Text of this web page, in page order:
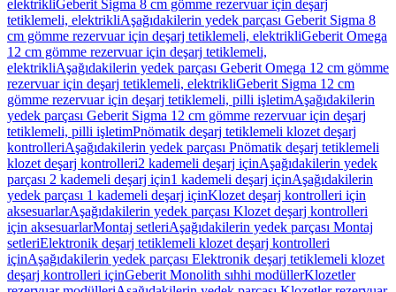
elektrikliGeberit Sigma 8 cm gömme rezervuar için deşarj
tetiklemeli, elektrikliAşağıdakilerin yedek parçası Geberit Sigma 8
cm gömme rezervuar için deşarj tetiklemeli, elektrikliGeberit Omega
12 cm gömme rezervuar için deşarj tetiklemeli,
elektrikliAşağıdakilerin yedek parçası Geberit Omega 12 cm gömme
rezervuar için deşarj tetiklemeli, elektrikliGeberit Sigma 12 cm
gömme rezervuar için deşarj tetiklemeli, pilli işletimAşağıdakilerin
yedek parçası Geberit Sigma 12 cm gömme rezervuar için deşarj
tetiklemeli, pilli işletimPnömatik deşarj tetiklemeli klozet deşarj
kontrolleriAşağıdakilerin yedek parçası Pnömatik deşarj tetiklemeli
klozet deşarj kontrolleri2 kademeli deşarj içinAşağıdakilerin yedek
parçası 2 kademeli deşarj için1 kademeli deşarj içinAşağıdakilerin
yedek parçası 1 kademeli deşarj içinKlozet deşarj kontrolleri için
aksesuarlarAşağıdakilerin yedek parçası Klozet deşarj kontrolleri
için aksesuarlarMontaj setleriAşağıdakilerin yedek parçası Montaj
setleriElektronik deşarj tetiklemeli klozet deşarj kontrolleri
içinAşağıdakilerin yedek parçası Elektronik deşarj tetiklemeli klozet
deşarj kontrolleri içinGeberit Monolith sıhhi modüllerKlozetler